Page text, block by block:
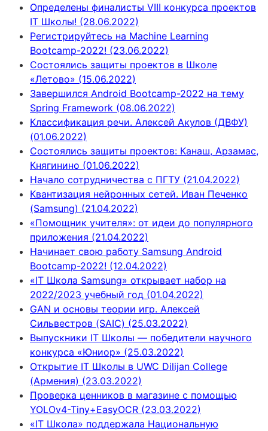
Определены финалисты VIII конкурса проектов
IT Школы! (28.06.2022)
Регистрируйтесь на Machine Learning
Bootcamp-2022! (23.06.2022)
Состоялись защиты проектов в Школе
«Летово» (15.06.2022)
Завершился Android Bootcamp-2022 на тему
Spring Framework (08.06.2022)
Классификация речи. Алексей Акулов (ДВФУ)
(01.06.2022)
Состоялись защиты проектов: Канаш, Арзамас,
Княгинино (01.06.2022)
Начало сотрудничества с ПГТУ (21.04.2022)
Квантизация нейронных сетей. Иван Печенко
(Samsung) (21.04.2022)
«Помощник учителя»: от идеи до популярного
приложения (21.04.2022)
Начинает свою работу Samsung Android
Bootcamp-2022! (12.04.2022)
«IT Школа Samsung» открывает набор на
2022/2023 учебный год (01.04.2022)
GAN и основы теории игр. Алексей
Сильвестров (SAIC) (25.03.2022)
Выпускники IT Школы — победители научного
конкурса «Юниор» (25.03.2022)
Открытие IT Школы в UWC Dilijan College
(Армения) (23.03.2022)
Проверка ценников в магазине с помощью
YOLOv4-Tiny+EasyOCR (23.03.2022)
«IT Школа» поддержала Национальную